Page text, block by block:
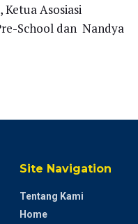
Asosiasi
School dan Nandya
Site Navigation
Tentang Kami
Home